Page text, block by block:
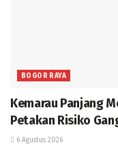
BOGOR RAYA
Kemarau Panjang
Petakan Risiko
6 Agustus 2026